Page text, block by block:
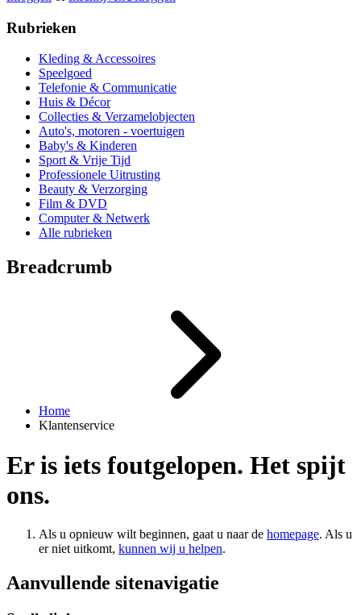
Rubrieken
Kleding & Accessoires
Speelgoed
Telefonie & Communicatie
Huis & Décor
Collecties & Verzamelobjecten
Auto's, motoren - voertuigen
Baby's & Kinderen
Sport & Vrije Tijd
Professionele Uitrusting
Beauty & Verzorging
Film & DVD
Computer & Netwerk
Alle rubrieken
Breadcrumb
Home
Klantenservice
Er is iets foutgelopen. Het spijt
ons.
Als u opnieuw wilt beginnen, gaat u naar de homepage. Als u
er niet uitkomt, kunnen wij u helpen.
Aanvullende sitenavigatie